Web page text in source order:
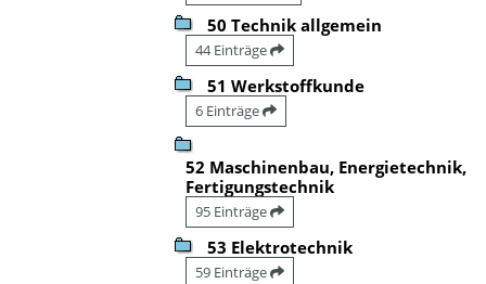
50 Technik allgemein
44 Einträge
51 Werkstoffkunde
6 Einträge
52 Maschinenbau, Energietechnik,
Fertigungstechnik
95 Einträge
53 Elektrotechnik
59 Einträge